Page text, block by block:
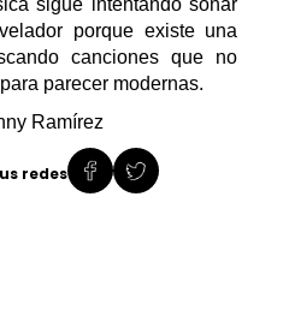
porque existe una
canciones que no
parecer modernas.
Ramírez
redes